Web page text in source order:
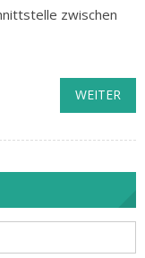
zwischen
WEITER